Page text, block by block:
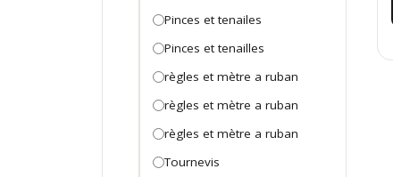
Pinces et tenailes
Pinces et tenailles
règles et mètre a ruban
règles et mètre a ruban
règles et mètre a ruban
Tournevis